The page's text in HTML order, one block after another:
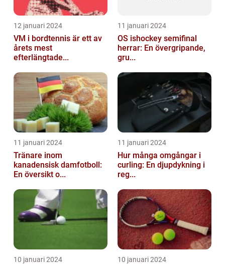
12 januari 2024
VM i bordtennis är ett av
årets mest
efterlängtade...
11 januari 2024
OS ishockey semifinal
herrar: En övergripande,
gru...
11 januari 2024
Tränare inom
kanadensisk damfotboll:
En översikt o...
11 januari 2024
Hur många omgångar i
curling: En djupdykning i
reg...
10 januari 2024 10 januari 2024